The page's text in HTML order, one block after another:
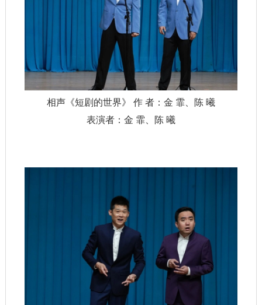
相声《短剧的世界》 作 者：金 霏、陈 曦
表演者：金 霏、陈 曦